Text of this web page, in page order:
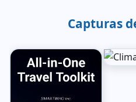
Capturas